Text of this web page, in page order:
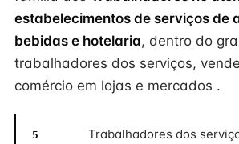
estabelecimentos de serviços de
bebidas e hotelaria, dentro do
trabalhadores dos serviços,
comércio em lojas e mercados .
5
Trabalhadores dos